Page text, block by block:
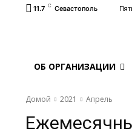
11.7 C Севастополь
ОБ ОРГАНИЗАЦИИ
Домой 2021 Апрель